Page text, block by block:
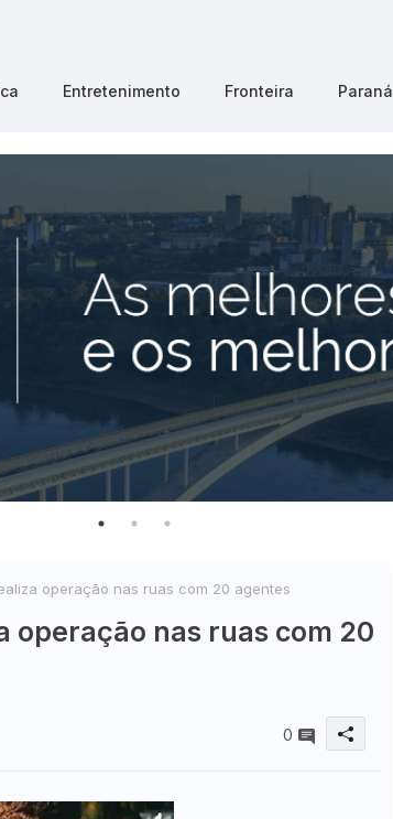
Entretenimento Fronteira Paraná
operação nas ruas com 20 agentes
operação nas ruas com 20
0